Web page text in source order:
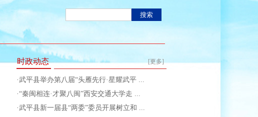
[更多]
时政动态
·武平县举办第八届“头雁先行·星耀武平 ...
·“秦闽相连·才聚八闽”西安交通大学走 ...
·武平县新一届县“两委”委员开展树立和 ...